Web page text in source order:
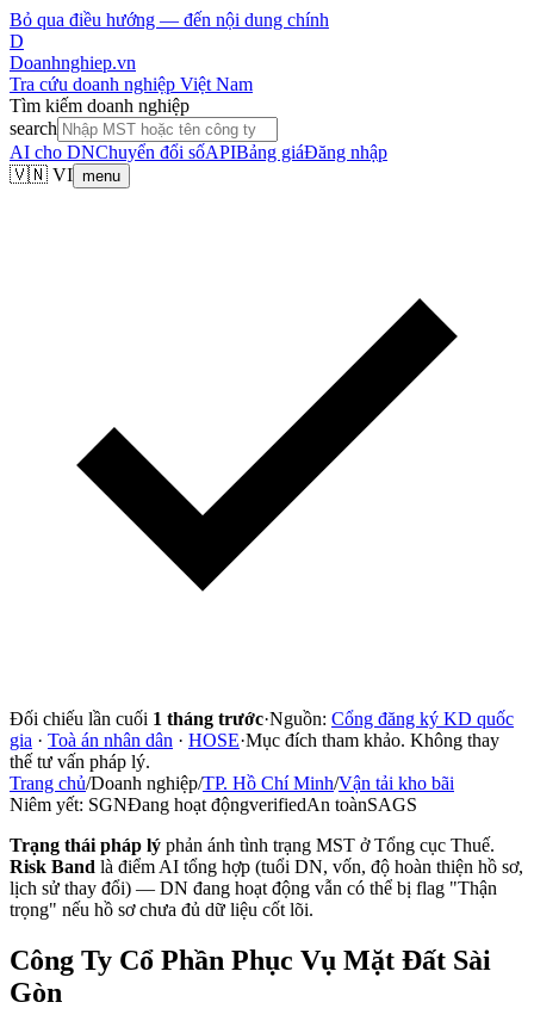
Bỏ qua điều hướng — đến nội dung chính
D
Doanhnghiep.vn
Tra cứu doanh nghiệp Việt Nam
Tìm kiếm doanh nghiệp
search
AI cho DNChuyển đổi sốAPIBảng giáĐăng nhập
🇻🇳 VI menu
Đối chiếu lần cuối 1 tháng trước·Nguồn: Cổng đăng ký KD quốc
gia · Toà án nhân dân · HOSE·Mục đích tham khảo. Không thay
thế tư vấn pháp lý.
Trang chủ/Doanh nghiệp/TP. Hồ Chí Minh/Vận tải kho bãi
Niêm yết: SGNĐang hoạt độngverifiedAn toànSAGS
Trạng thái pháp lý phản ánh tình trạng MST ở Tổng cục Thuế.
Risk Band là điểm AI tổng hợp (tuổi DN, vốn, độ hoàn thiện hồ sơ,
lịch sử thay đổi) — DN đang hoạt động vẫn có thể bị flag "Thận
trọng" nếu hồ sơ chưa đủ dữ liệu cốt lõi.
Công Ty Cổ Phần Phục Vụ Mặt Đất Sài
Gòn